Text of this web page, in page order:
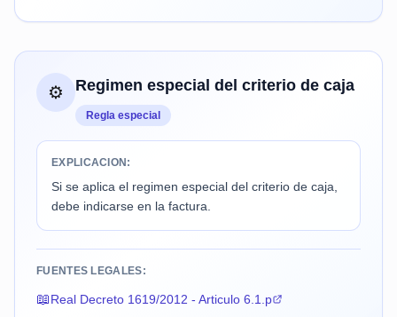
⚙️ Regimen especial del criterio de caja
Regla especial
EXPLICACION:
Si se aplica el regimen especial del criterio de caja,
debe indicarse en la factura.
FUENTES LEGALES:
📖Real Decreto 1619/2012 - Articulo 6.1.p